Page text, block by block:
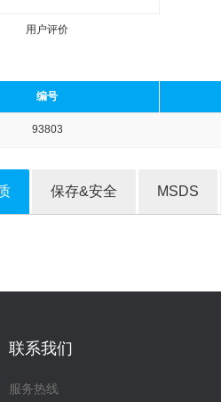
用户评价
编号
93803
保存&安全 MSDS
联系我们
服务热线